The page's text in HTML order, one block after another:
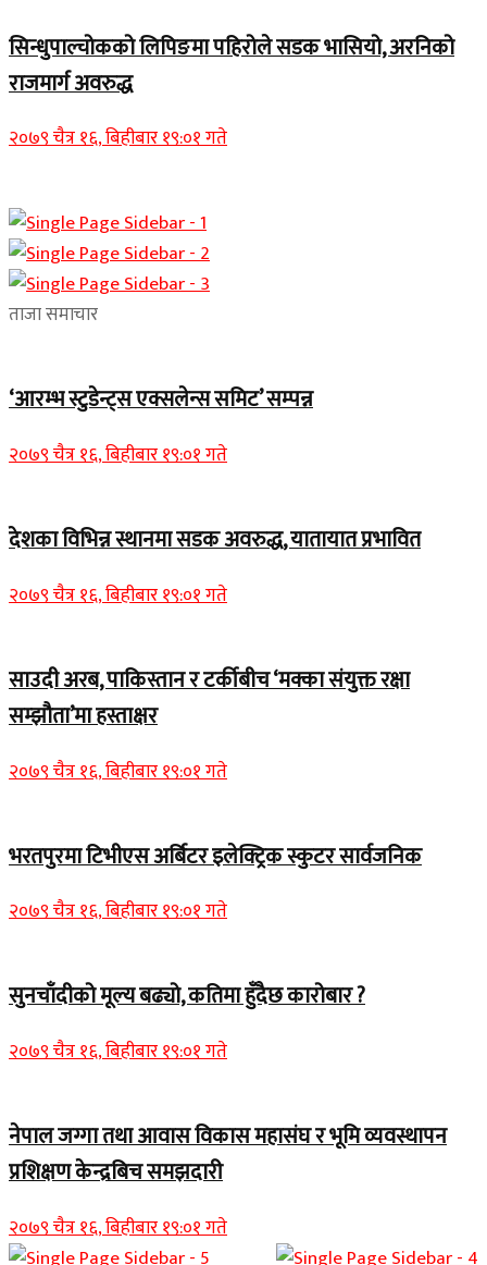
सिन्धुपाल्चोकको लिपिङमा पहिरोले सडक भासियो, अरनिको
राजमार्ग अवरुद्ध
२०७९ चैत्र १६, बिहीबार १९:०१ गते
ताजा समाचार
‘आरम्भ स्टुडेन्ट्स एक्सलेन्स समिट’ सम्पन्न
२०७९ चैत्र १६, बिहीबार १९:०१ गते
देशका विभिन्न स्थानमा सडक अवरुद्ध, यातायात प्रभावित
२०७९ चैत्र १६, बिहीबार १९:०१ गते
साउदी अरब, पाकिस्तान र टर्कीबीच ‘मक्का संयुक्त रक्षा
सम्झौता’मा हस्ताक्षर
२०७९ चैत्र १६, बिहीबार १९:०१ गते
भरतपुरमा टिभीएस अर्बिटर इलेक्ट्रिक स्कुटर सार्वजनिक
२०७९ चैत्र १६, बिहीबार १९:०१ गते
सुनचाँदीको मूल्य बढ्यो, कतिमा हुँदैछ कारोबार ?
२०७९ चैत्र १६, बिहीबार १९:०१ गते
नेपाल जग्गा तथा आवास विकास महासंघ र भूमि व्यवस्थापन
प्रशिक्षण केन्द्रबिच समझदारी
२०७९ चैत्र १६, बिहीबार १९:०१ गते